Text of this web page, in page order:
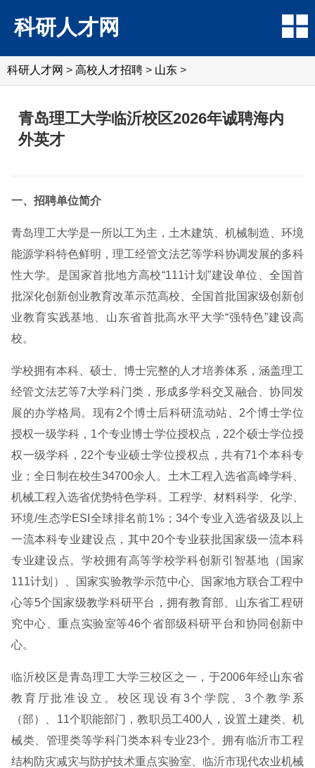
科研人才网
科研人才网 > 高校人才招聘 > 山东 >
青岛理工大学临沂校区2026年诚聘海内
外英才
一、招聘单位简介
青岛理工大学是一所以工为主，土木建筑、机械制造、环境
能源学科特色鲜明，理工经管文法艺等学科协调发展的多科
性大学。是国家首批地方高校“111计划”建设单位、全国首
批深化创新创业教育改革示范高校、全国首批国家级创新创
业教育实践基地、山东省首批高水平大学“强特色”建设高
校。
学校拥有本科、硕士、博士完整的人才培养体系，涵盖理工
经管文法艺等7大学科门类，形成多学科交叉融合、协同发
展的办学格局。现有2个博士后科研流动站、2个博士学位
授权一级学科，1个专业博士学位授权点，22个硕士学位授
权一级学科，22个专业硕士学位授权点，共有71个本科专
业；全日制在校生34700余人。土木工程入选省高峰学科、
机械工程入选省优势特色学科。工程学、材料科学、化学、
环境/生态学ESI全球排名前1%；34个专业入选省级及以上
一流本科专业建设点，其中20个专业获批国家级一流本科
专业建设点。学校拥有高等学校学科创新引智基地（国家
111计划）、国家实验教学示范中心、国家地方联合工程中
心等5个国家级教学科研平台，拥有教育部、山东省工程研
究中心、重点实验室等46个省部级科研平台和协同创新中
心。
临沂校区是青岛理工大学三校区之一，于2006年经山东省
教育厅批准设立。校区现设有3个学院、3个教学系
（部）、11个职能部门，教职员工400人，设置土建类、机
械类、管理类等学科门类本科专业23个。拥有临沂市工程
结构防灾减灾与防护技术重点实验室、临沂市现代农业机械